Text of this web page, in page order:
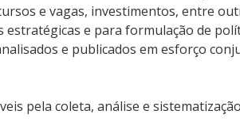
e vagas, investimentos, entre
estratégicas e para formulação de
e publicados em esforço
pela coleta, análise e